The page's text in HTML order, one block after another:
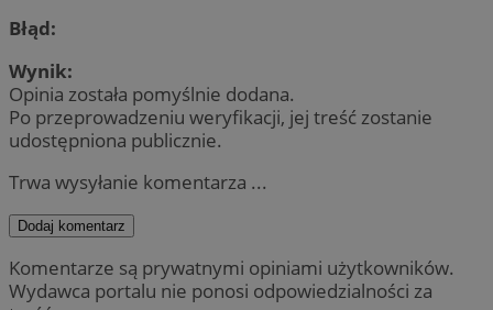
Błąd:
Wynik:
Opinia została pomyślnie dodana.
Po przeprowadzeniu weryfikacji, jej treść zostanie
udostępniona publicznie.
Trwa wysyłanie komentarza ...
Dodaj komentarz
Komentarze są prywatnymi opiniami użytkowników.
Wydawca portalu nie ponosi odpowiedzialności za